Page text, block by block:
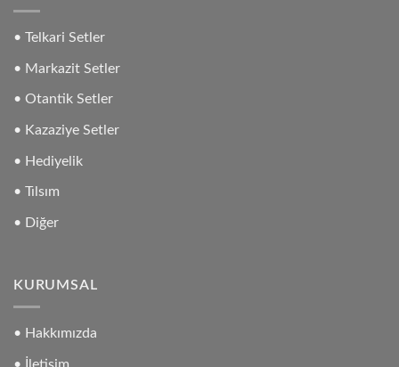
• Telkari Setler
• Markazit Setler
• Otantik Setler
• Kazaziye Setler
• Hediyelik
• Tılsım
• Diğer
KURUMSAL
• Hakkımızda
• İletişim